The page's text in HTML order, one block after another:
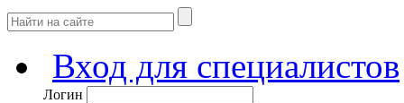
Вход для специалистов
Логин